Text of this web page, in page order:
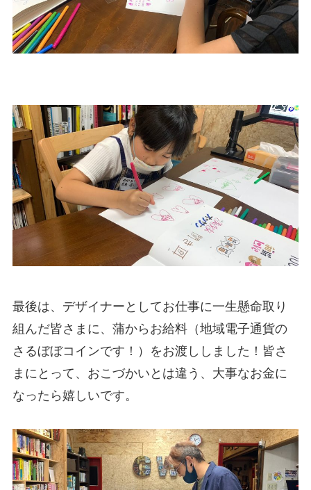
最後は、デザイナーとしてお仕事に一生懸命取り
組んだ皆さまに、蒲からお給料（地域電子通貨の
さるぼぼコインです！）をお渡ししました！皆さ
まにとって、おこづかいとは違う、大事なお金に
なったら嬉しいです。